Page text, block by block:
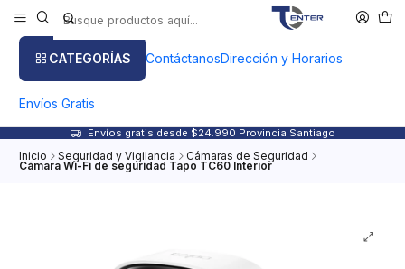
CATEGORÍAS ContáctanosDirección y Horarios
Envíos Gratis
Envíos gratis desde $24.990 Provincia Santiago
Inicio Seguridad y Vigilancia Cámaras de Seguridad
Cámara Wi-Fi de seguridad Tapo TC60 Interior